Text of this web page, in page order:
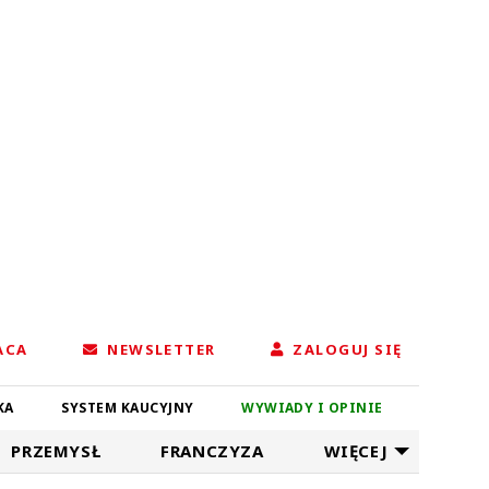
NEWSLETTER ZALOGUJ SIĘ
SYSTEM KAUCYJNY WYWIADY I OPINIE
PRZEMYSŁ FRANCZYZA WIĘCEJ